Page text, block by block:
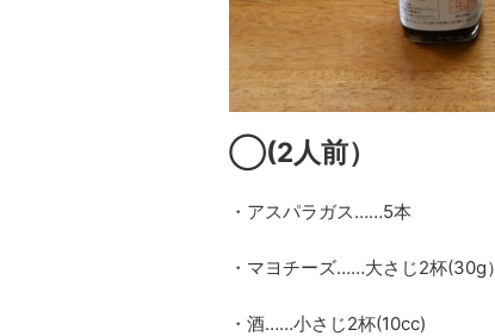
◯(2人前）
・アスパラガス……5本
・マヨチーズ……大さじ2杯(30g）
・酒……小さじ2杯(10cc)